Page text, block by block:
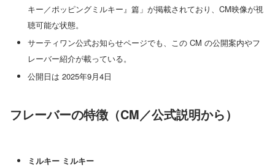
キー／ポッピングミルキー』篇」が掲載されており、CM映像が視
聴可能な状態。
サーティワン公式お知らせページでも、この CM の公開案内やフ
レーバー紹介が載っている。
公開日は 2025年9月4日
フレーバーの特徴（CM／公式説明から）
ミルキー ミルキー